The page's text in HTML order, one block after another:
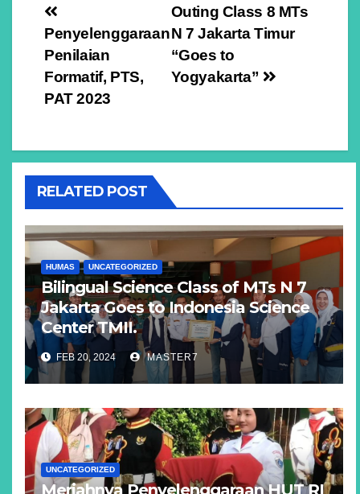
Navigasi
pos
Outing Class 8 MTs
N 7 Jakarta Timur
“Goes to
Yogyakarta”
Penyelenggaraan
Penilaian
Formatif, PTS,
PAT 2023
RELATED POST
HUMAS UNCATEGORIZED
Bilingual Science Class of MTs N 7
Jakarta Goes to Indonesia Science
Center TMII.
FEB 20, 2024 MASTER7
UNCATEGORIZED
Meriahnya Penyelenggaraan HUT RI